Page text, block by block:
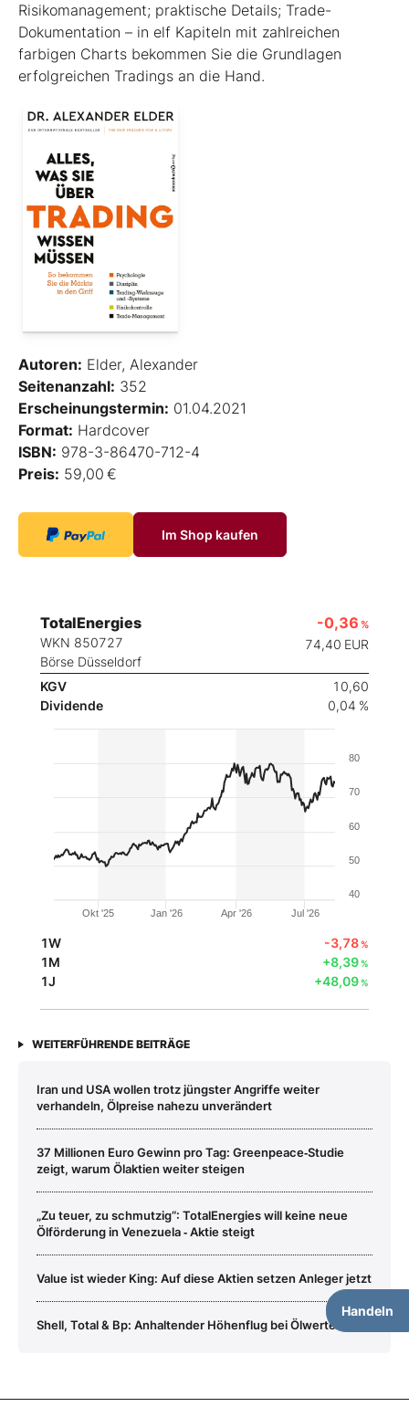
Risikomanagement; praktische Details; Trade-
Dokumentation – in elf Kapiteln mit zahlreichen
farbigen Charts bekommen Sie die Grundlagen
erfolgreichen Tradings an die Hand.
Autoren: Elder, Alexander
Seitenanzahl: 352
Erscheinungstermin: 01.04.2021
Format: Hardcover
ISBN: 978-3-86470-712-4
Preis: 59,00 €
Im Shop kaufen
TotalEnergies
WKN 850727
Börse Düsseldorf
-0,36 %
74,40 EUR
KGV
10,60
Dividende
0,04 %
Handeln
Okt '25 Jan '26 Apr '26 Jul '26
40
50
60
70
80
1W -3,78%
1M +8,39%
1J +48,09%
WEITERFÜHRENDE BEITRÄGE
Iran und USA wollen trotz jüngster Angriffe weiter
verhandeln, Ölpreise nahezu unverändert
37 Millionen Euro Gewinn pro Tag: Greenpeace‑Studie
zeigt, warum Ölaktien weiter steigen
„Zu teuer, zu schmutzig“: TotalEnergies will keine neue
Ölförderung in Venezuela ‑ Aktie steigt
Value ist wieder King: Auf diese Aktien setzen Anleger jetzt
Shell, Total & Bp: Anhaltender Höhenflug bei Ölwerten